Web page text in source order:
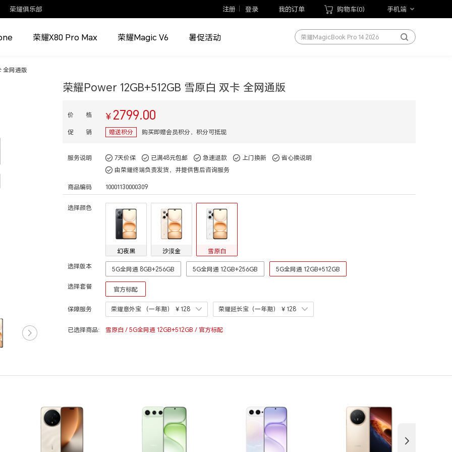
荣耀俱乐部 注册 登录 我的订单 购物车(0) 手机端
荣耀X80 Pro Max 荣耀Magic V6 暑促活动
荣耀手表5 Pro
荣耀MagicBook Pro 14 2026
手写笔
全网通版
荣耀Power 12GB+512GB 雪原白 双卡 全网通版
价 格 ¥2799.00
促 销 赠送积分 购买即赠会员积分，积分可抵现
服务说明 7天价保 已满48元包邮 急速退款 上门换新
省心换说明
由荣耀终端负责发货，并提供售后咨询服务
商品编码 10001130000309
选择颜色
幻夜黑 沙漠金
雪原白
选择版本
5G全网通 8GB+256GB 5G全网通 12GB+256GB 5G全网通 12GB+512GB
选择套餐 官方标配
保障服务 荣耀意外宝 （一年期） ￥128 荣耀延长宝（一年期） ￥128
已选择商品: 雪原白 / 5G全网通 12GB+512GB / 官方标配